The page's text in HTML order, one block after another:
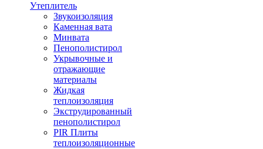
Утеплитель
Звукоизоляция
Каменная вата
Минвата
Пенополистирол
Укрывочные и
отражающие
материалы
Жидкая
теплоизоляция
Экструдированный
пенополистирол
PIR Плиты
теплоизоляционные